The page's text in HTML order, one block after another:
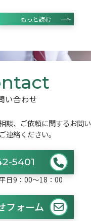
もっと読む
い合わせ
談、ご依頼に関するお問い
連絡ください。
5401
日9：00〜18：00
フォーム